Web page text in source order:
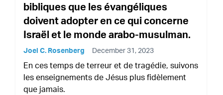
bibliques que les évangéliques
doivent adopter en ce qui concerne
Israël et le monde arabo-musulman.
Joel C. Rosenberg December 31, 2023
En ces temps de terreur et de tragédie, suivons
les enseignements de Jésus plus fidèlement
que jamais.